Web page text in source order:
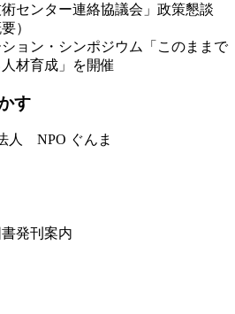
センター連絡協議会」政策懇談
）
ョン・シンポジウム「このままで
材育成」を開催
す
人 NPO ぐんま
発刊案内